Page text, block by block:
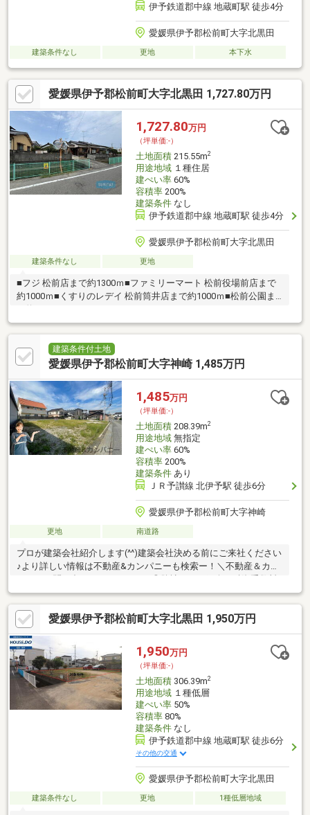
伊予鉄道郡中線 地蔵町駅 徒歩4分
愛媛県伊予郡松前町大字北黒田
建築条件なし 更地 本下水
愛媛県伊予郡松前町大字北黒田 1,727.80万円
1,727.80万円
（坪単価:-）
土地面積215.55m2
用途地域１種住居
建ぺい率60%
容積率200%
建築条件なし
伊予鉄道郡中線 地蔵町駅 徒歩4分
愛媛県伊予郡松前町大字北黒田
建築条件なし 更地
■フジ 松前店まで約1300ｍ■ファミリーマート 松前役場前店まで
約1000ｍ■くすりのレデイ 松前筒井店まで約1000ｍ■松前公園ま
建築条件付土地
愛媛県伊予郡松前町大字神崎 1,485万円
1,485万円
（坪単価:-）
土地面積208.39m2
用途地域無指定
建ぺい率60%
容積率200%
建築条件あり
ＪＲ予讃線 北伊予駅 徒歩6分
愛媛県伊予郡松前町大字神崎
更地 南道路
プロが建築会社紹介します(^^)建築会社決める前にご来社ください
♪より詳しい情報は不動産&カンパニーも検索ー！＼不動産＆カン
が半額になる銀行有！◎簡易ホームインスペクションします！◎
追加工事の提案と価格に自信があります！◎金額的に最小限で済
む買い方教えます！◎他社掲載の物件も含んでご案内ツアー可
能！物件を比較できます！◎楽しい！ってよく言われます(^^)/弊
社のHPにも書ききれない情報公開しておりますので、詳しくはそ
ちらもご覧ください
愛媛県伊予郡松前町大字北黒田 1,950万円
1,950万円
（坪単価:-）
土地面積306.39m2
用途地域１種低層
建ぺい率50%
容積率80%
建築条件なし
伊予鉄道郡中線 地蔵町駅 徒歩6分
その他の交通
愛媛県伊予郡松前町大字北黒田
建築条件なし 更地 1種低層地域